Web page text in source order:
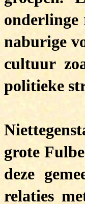
onderlinge
naburige
cultuur
politieke
grote
deze
relaties